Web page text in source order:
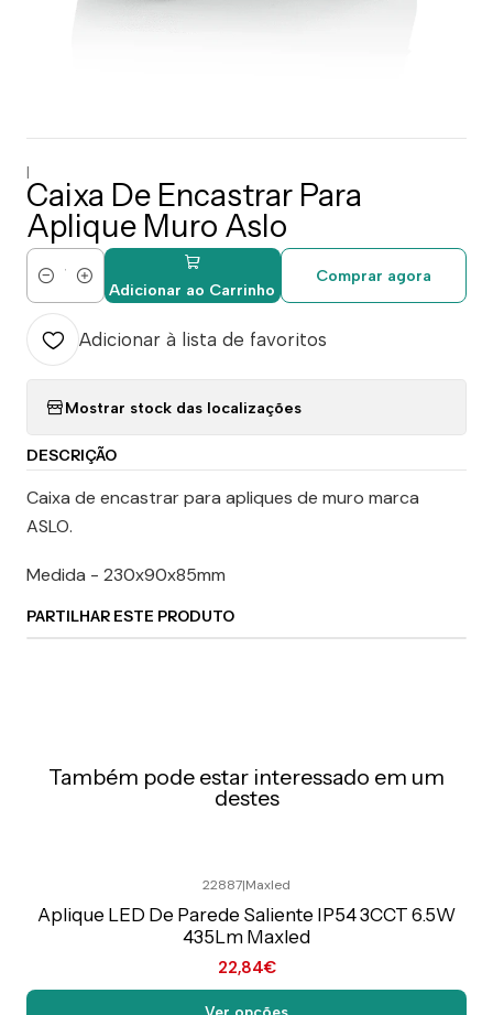
|
Caixa De Encastrar Para
Aplique Muro Aslo
QuantidadeAdicionar ao Carrinho
Comprar agora
Adicionar à lista de favoritos
Mostrar stock das localizações
DESCRIÇÃO
Caixa de encastrar para apliques de muro marca
ASLO.
Medida - 230x90x85mm
PARTILHAR ESTE PRODUTO
Também pode estar interessado em um
destes
22887|Maxled
Aplique LED De Parede Saliente IP54 3CCT 6.5W
435Lm Maxled
22,84€